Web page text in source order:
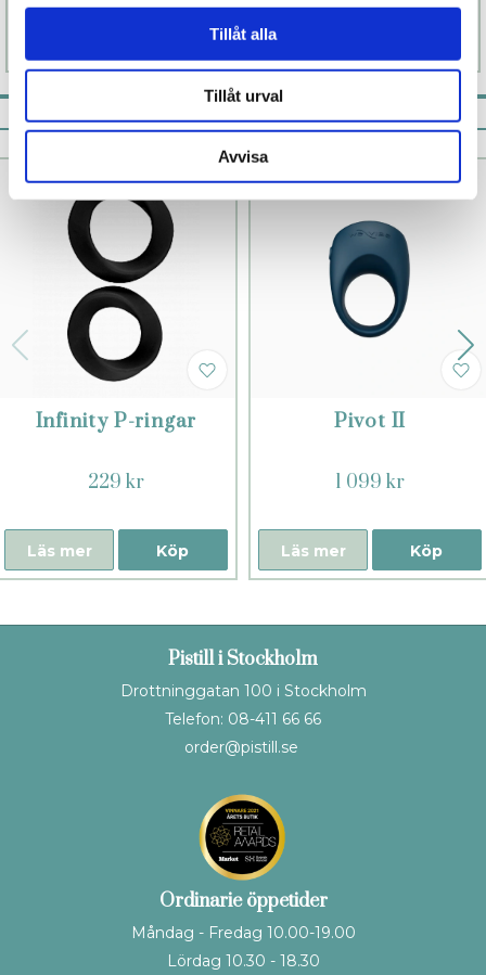
Tillåt alla
Tillåt urval
Avvisa
Pistill rekommenderar
Infinity P-ringar
229 kr
Köp
Läs mer
Pivot II
1 099 kr
Köp
Läs mer
Pistill i Stockholm
Drottninggatan 100 i Stockholm
Telefon: 08-411 66 66
order@pistill.se
Ordinarie öppetider
Måndag - Fredag 10.00-19.00
Lördag 10.30 - 18.30